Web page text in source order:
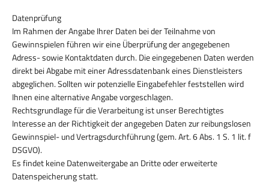
Datenprüfung
Im Rahmen der Angabe Ihrer Daten bei der Teilnahme von
Gewinnspielen führen wir eine Überprüfung der angegebenen
Adress- sowie Kontaktdaten durch. Die eingegebenen Daten werden
direkt bei Abgabe mit einer Adressdatenbank eines Dienstleisters
abgeglichen. Sollten wir potenzielle Eingabefehler feststellen wird
Ihnen eine alternative Angabe vorgeschlagen.
Rechtsgrundlage für die Verarbeitung ist unser Berechtigtes
Interesse an der Richtigkeit der angegeben Daten zur reibungslosen
Gewinnspiel- und Vertragsdurchführung (gem. Art. 6 Abs. 1 S. 1 lit. f
DSGVO).
Es findet keine Datenweitergabe an Dritte oder erweiterte
Datenspeicherung statt.